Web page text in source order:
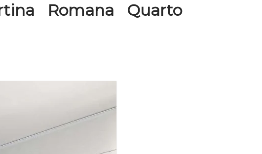
Romana Quarto